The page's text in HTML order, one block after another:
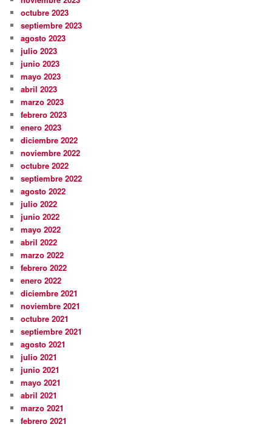
octubre 2023
septiembre 2023
agosto 2023
julio 2023
junio 2023
mayo 2023
abril 2023
marzo 2023
febrero 2023
enero 2023
diciembre 2022
noviembre 2022
octubre 2022
septiembre 2022
agosto 2022
julio 2022
junio 2022
mayo 2022
abril 2022
marzo 2022
febrero 2022
enero 2022
diciembre 2021
noviembre 2021
octubre 2021
septiembre 2021
agosto 2021
julio 2021
junio 2021
mayo 2021
abril 2021
marzo 2021
febrero 2021